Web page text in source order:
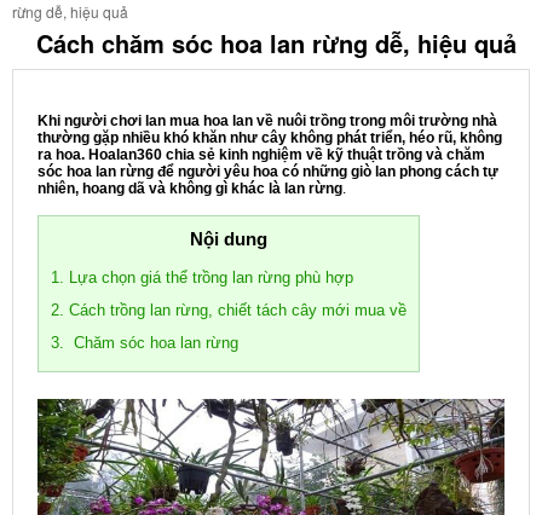
rừng dễ, hiệu quả
Cách chăm sóc hoa lan rừng dễ, hiệu quả
Khi người chơi lan mua hoa lan về nuôi trồng trong môi trường nhà
thường gặp nhiều khó khăn như cây không phát triển, héo rũ, không
ra hoa. Hoalan360 chia sẻ kinh nghiệm về kỹ thuật trồng và chăm
sóc hoa lan rừng để người yêu hoa có những giò lan phong cách tự
nhiên, hoang dã và không gì khác là lan rừng.
Nội dung
1. Lựa chọn giá thể trồng lan rừng phù hợp
2. Cách trồng lan rừng, chiết tách cây mới mua về
3. Chăm sóc hoa lan rừng